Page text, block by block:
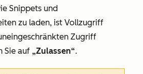
Snippets und
zu laden, ist Vollzugriff
Zugriff
Sie auf „Zulassen“.